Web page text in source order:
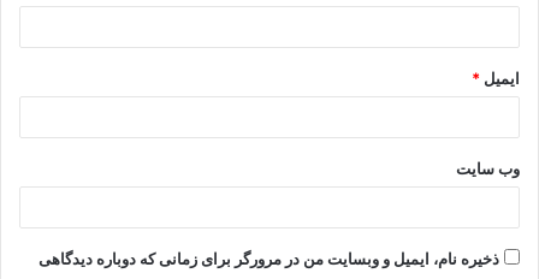
ایمیل *
وب‌ سایت
ذخیره نام، ایمیل و وبسایت من در مرورگر برای زمانی که دوباره دیدگاهی